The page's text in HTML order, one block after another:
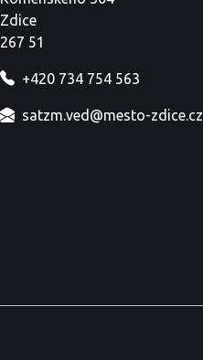
Zdice
267 51
+420 734 754 563
satzm.ved@mesto-zdice.cz